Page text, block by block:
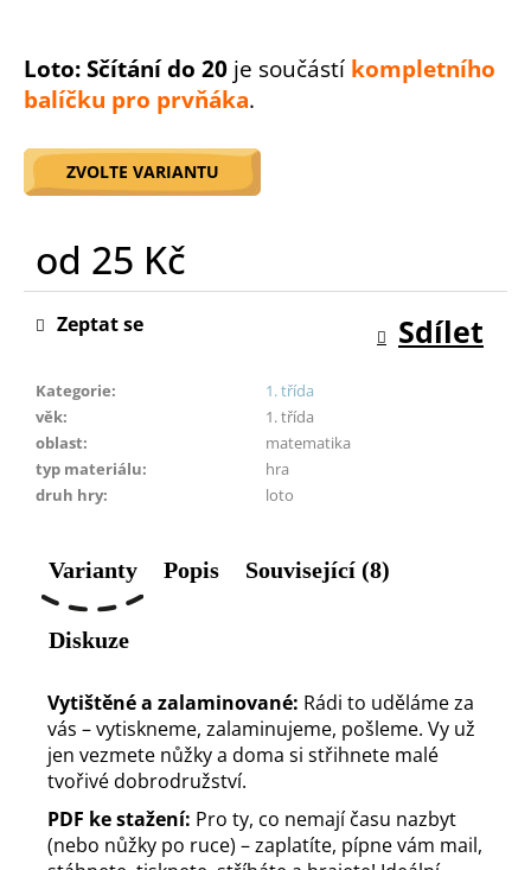
Loto: Sčítání do 20 je součástí kompletního
balíčku pro prvňáka.
ZVOLTE VARIANTU
od 25 Kč
Měrná
cena:
Kategorie:
1. třída
věk:
1. třída
oblast:
matematika
typ materiálu:
hra
druh hry: loto
Zeptat se Sdílet
Varianty Popis Související (8)
Diskuze
Vytištěné a zalaminované: Rádi to uděláme za
vás – vytiskneme, zalaminujeme, pošleme. Vy už
jen vezmete nůžky a doma si střihnete malé
tvořivé dobrodružství.
PDF ke stažení: Pro ty, co nemají času nazbyt
(nebo nůžky po ruce) – zaplatíte, pípne vám mail,
u
č
u
e
m